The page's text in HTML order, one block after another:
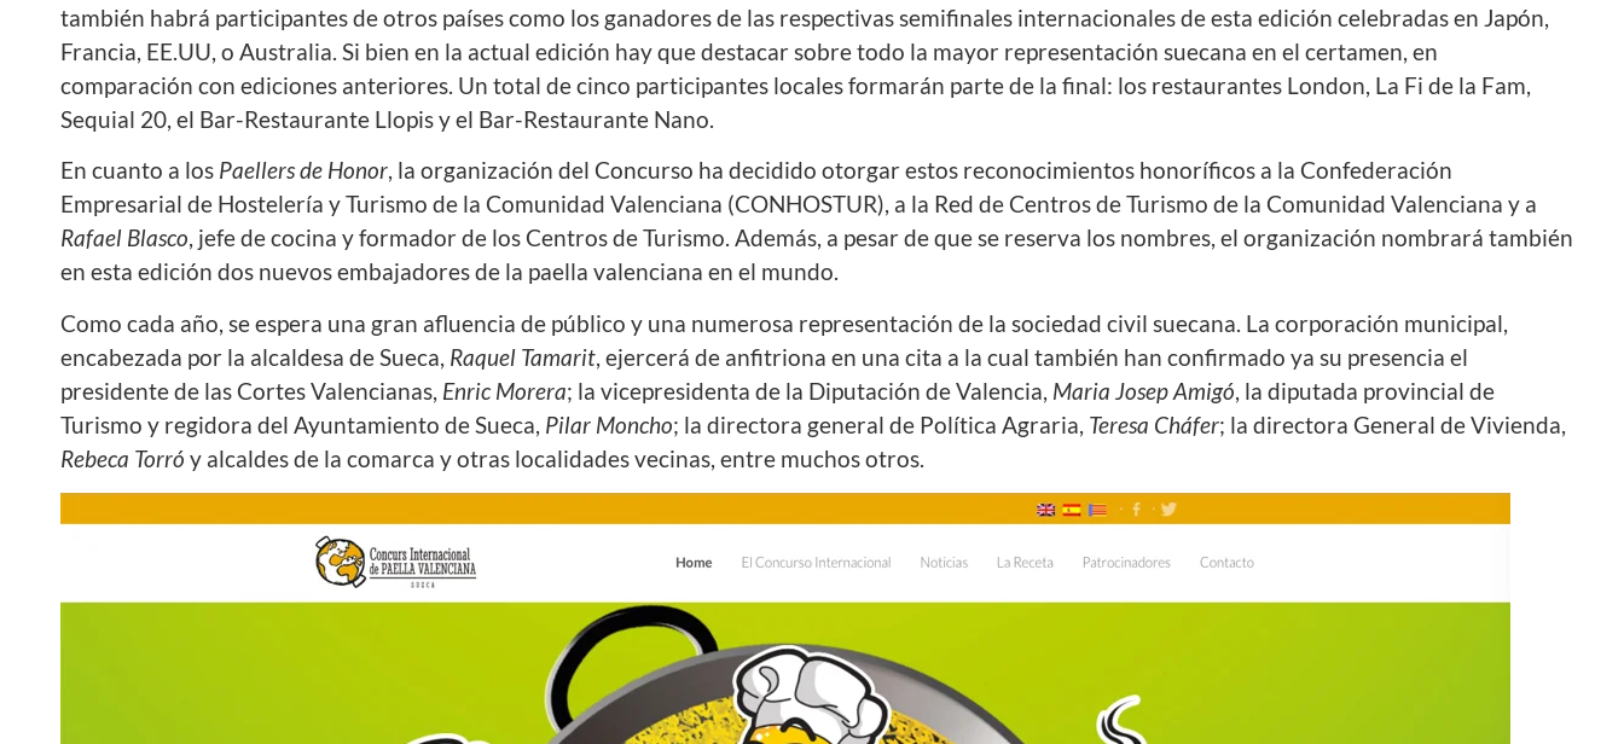
también habrá participantes de otros países como los ganadores de las respectivas semifinales internacionales de esta edición celebradas en Japón,
Francia, EE.UU, o Australia. Si bien en la actual edición hay que destacar sobre todo la mayor representación suecana en el certamen, en
comparación con ediciones anteriores. Un total de cinco participantes locales formarán parte de la final: los restaurantes London, La Fi de la Fam,
Sequial 20, el Bar-Restaurante Llopis y el Bar-Restaurante Nano.
En cuanto a los Paellers de Honor, la organización del Concurso ha decidido otorgar estos reconocimientos honoríficos a la Confederación
Empresarial de Hostelería y Turismo de la Comunidad Valenciana (CONHOSTUR), a la Red de Centros de Turismo de la Comunidad Valenciana y a
Rafael Blasco, jefe de cocina y formador de los Centros de Turismo. Además, a pesar de que se reserva los nombres, el organización nombrará también
en esta edición dos nuevos embajadores de la paella valenciana en el mundo.
Como cada año, se espera una gran afluencia de público y una numerosa representación de la sociedad civil suecana. La corporación municipal,
encabezada por la alcaldesa de Sueca, Raquel Tamarit, ejercerá de anfitriona en una cita a la cual también han confirmado ya su presencia el
presidente de las Cortes Valencianas, Enric Morera; la vicepresidenta de la Diputación de Valencia, Maria Josep Amigó, la diputada provincial de
Turismo y regidora del Ayuntamiento de Sueca, Pilar Moncho; la directora general de Política Agraria, Teresa Cháfer; la directora General de Vivienda,
Rebeca Torró y alcaldes de la comarca y otras localidades vecinas, entre muchos otros.